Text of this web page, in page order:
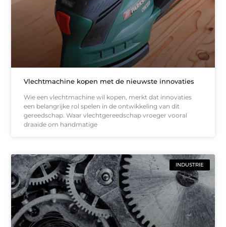
Vlechtmachine kopen met de nieuwste innovaties
Wie een vlechtmachine wil kopen, merkt dat innovaties
een belangrijke rol spelen in de ontwikkeling van dit
gereedschap. Waar vlechtgereedschap vroeger vooral
draaide om handmatige
INDUSTRIE